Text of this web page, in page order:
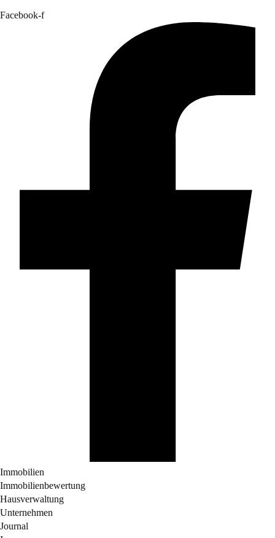
Facebook-f
Immobilien
Immobilienbewertung
Hausverwaltung
Unternehmen
Journal